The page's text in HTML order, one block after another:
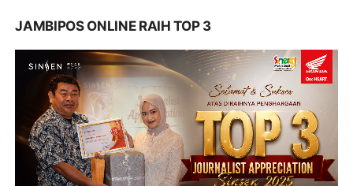
JAMBIPOS ONLINE RAIH TOP 3